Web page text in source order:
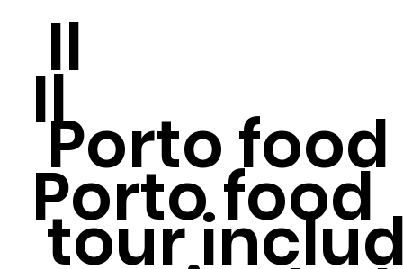
Il
Porto food
Il
Porto food
tour